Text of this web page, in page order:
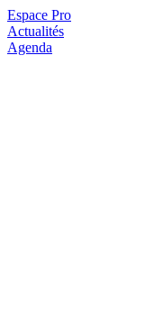
Espace Pro
Actualités
Agenda